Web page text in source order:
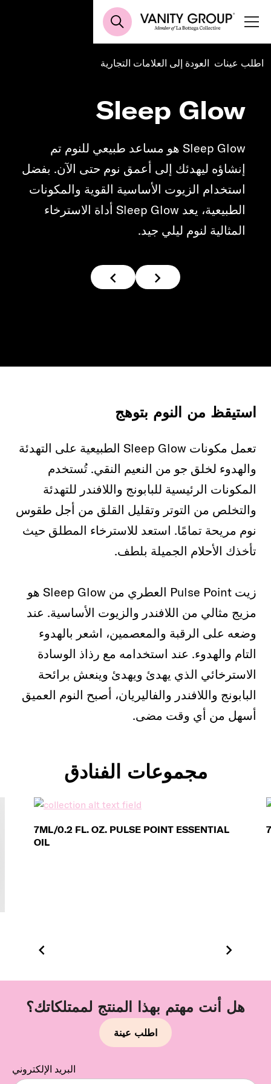
اطلب عينات العودة إلى العلامات التجارية
Sleep Glow
Sleep Glow هو مساعد طبيعي للنوم تم
إنشاؤه ليهدئك إلى أعمق نوم حتى الآن. بفضل
استخدام الزيوت الأساسية القوية والمكونات
الطبيعية، يعد Sleep Glow أداة الاسترخاء
المثالية لنوم ليلي جيد.
استيقظ من النوم بتوهج
تعمل مكونات Sleep Glow الطبيعية على التهدئة
والهدوء لخلق جو من النعيم النقي. تُستخدم
المكونات الرئيسية للبابونج واللافندر للتهدئة
والتخلص من التوتر وتقليل القلق من أجل طقوس
نوم مريحة تمامًا. استعد للاسترخاء المطلق حيث
تأخذك الأحلام الجميلة بلطف.
زيت Pulse Point العطري من Sleep Glow هو
مزيج مثالي من اللافندر والزيوت الأساسية. عند
وضعه على الرقبة والمعصمين، اشعر بالهدوء
التام والهدوء. عند استخدامه مع رذاذ الوسادة
الاسترخائي الذي يهدئ ويهدئ وينعش برائحة
البابونج واللافندر والفاليريان، أصبح النوم العميق
أسهل من أي وقت مضى.
مجموعات الفنادق
7ML/0.2 FL. OZ. PULSE POINT ESSENTIAL
OIL
هل أنت مهتم بهذا المنتج لممتلكاتك؟
اطلب عينة
البريد الإلكتروني